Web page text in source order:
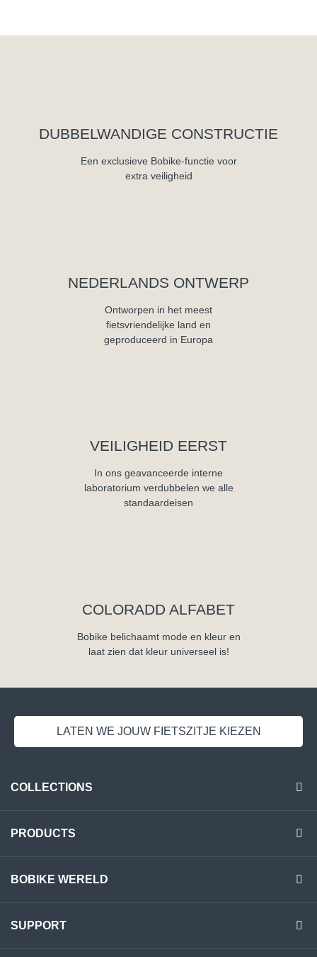
DUBBELWANDIGE CONSTRUCTIE
Een exclusieve Bobike-functie voor
extra veiligheid
NEDERLANDS ONTWERP
Ontworpen in het meest
fietsvriendelijke land en
geproduceerd in Europa
VEILIGHEID EERST
In ons geavanceerde interne
laboratorium verdubbelen we alle
standaardeisen
COLORADD ALFABET
Bobike belichaamt mode en kleur en
laat zien dat kleur universeel is!
LATEN WE JOUW FIETSZITJE KIEZEN
COLLECTIONS
PRODUCTS
BOBIKE WERELD
SUPPORT